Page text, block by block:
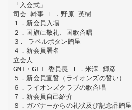
「入会式」
司会 幹事 Ｌ．野原 英樹
１．新会員入場
２．国旗に敬礼、国歌斉唱
３. ラペルボタン贈呈
４．新会員署名
立会人
GMT・GLT 委員長 Ｌ．米澤 輝彦
５．新会員宣誓（ライオンズの誓い）
６．ライオンズクラブの歌斉唱
７．新会員自己紹介
８．ガバナーからの礼状及び記念品贈呈